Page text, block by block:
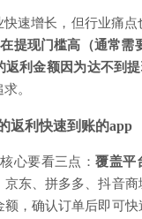
速增长，但行业痛点
提现门槛高（通常需
返利金额因为达不到提
。
返利快速到账的app
心要看三点：覆盖平
京东、拼多多、抖音
额，确认订单后即可